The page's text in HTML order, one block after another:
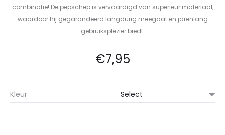
combinatie! De pepschep is vervaardigd van superieur materiaal,
waardoor hij gegarandeerd langdurig meegaat en jarenlang
gebruiksplezier biedt.
€7,95
Kleur